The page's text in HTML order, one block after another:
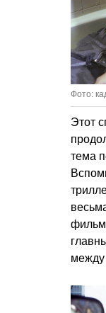
Фото:
Этот
тема
фильм
между